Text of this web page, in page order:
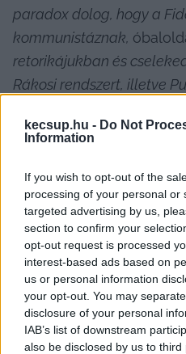
kecsup.hu - Do Not
Information
If you wish to opt-out of the
processing of your personal or
targeted advertising by us,
section to confirm your
opt-out request is processed
interest-based ads based on
us or personal information
your opt-out. You may
disclosure of your personal
IAB’s list of downstream
also be disclosed by us to third
paradox dolog, hogy a
kommunistáznak,
retorikájukban és
Rákosi rendszert, illetve
miniszterelnökük – az
az országunkra nézve is.
magyarázzák a
mondta, csak úgy tűnt. M
miniszterelnökükben,
annak fényében, hogy a
milyen döbrögis,
birodalom lett, ez persze
kecskeméti közgyűlésen